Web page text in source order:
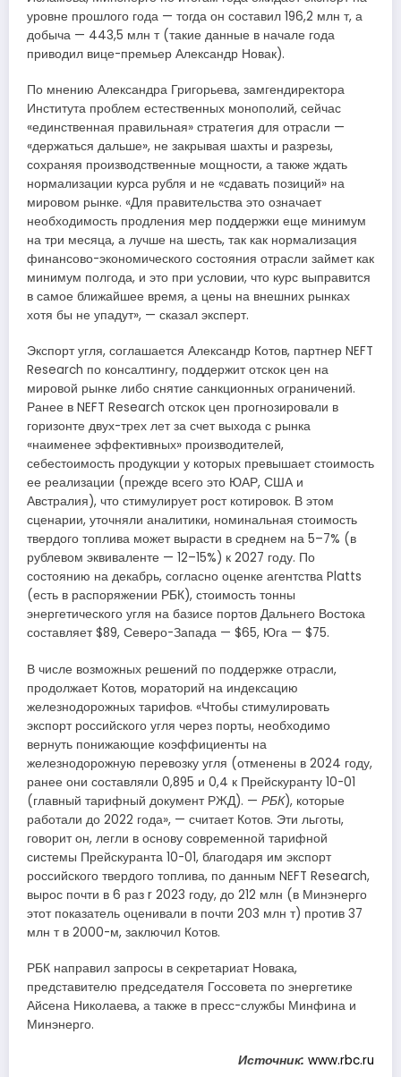
уровне прошлого года — тогда он составил 196,2 млн т, а
добыча — 443,5 млн т (такие данные в начале года
приводил вице-премьер Александр Новак).
По мнению Александра Григорьева, замгендиректора
Института проблем естественных монополий, сейчас
«единственная правильная» стратегия для отрасли —
«держаться дальше», не закрывая шахты и разрезы,
сохраняя производственные мощности, а также ждать
нормализации курса рубля и не «сдавать позиций» на
мировом рынке. «Для правительства это означает
необходимость продления мер поддержки еще минимум
на три месяца, а лучше на шесть, так как нормализация
финансово-экономического состояния отрасли займет как
минимум полгода, и это при условии, что курс выправится
в самое ближайшее время, а цены на внешних рынках
хотя бы не упадут», — сказал эксперт.
Экспорт угля, соглашается Александр Котов, партнер NEFT
Research по консалтингу, поддержит отскок цен на
мировой рынке либо снятие санкционных ограничений.
Ранее в NEFT Research отскок цен прогнозировали в
горизонте двух-трех лет за счет выхода с рынка
«наименее эффективных» производителей,
себестоимость продукции у которых превышает стоимость
ее реализации (прежде всего это ЮАР, США и
Австралия), что стимулирует рост котировок. В этом
сценарии, уточняли аналитики, номинальная стоимость
твердого топлива может вырасти в среднем на 5–7% (в
рублевом эквиваленте — 12–15%) к 2027 году. По
состоянию на декабрь, согласно оценке агентства Platts
(есть в распоряжении РБК), стоимость тонны
энергетического угля на базисе портов Дальнего Востока
составляет $89, Северо-Запада — $65, Юга — $75.
В числе возможных решений по поддержке отрасли,
продолжает Котов, мораторий на индексацию
железнодорожных тарифов. «Чтобы стимулировать
экспорт российского угля через порты, необходимо
вернуть понижающие коэффициенты на
железнодорожную перевозку угля (отменены в 2024 году,
ранее они составляли 0,895 и 0,4 к Прейскуранту 10-01
(главный тарифный документ РЖД). — РБК), которые
работали до 2022 года», — считает Котов. Эти льготы,
говорит он, легли в основу современной тарифной
системы Прейскуранта 10-01, благодаря им экспорт
российского твердого топлива, по данным NEFT Research,
вырос почти в 6 раз r 2023 году, до 212 млн (в Минэнерго
этот показатель оценивали в почти 203 млн т) против 37
млн т в 2000-м, заключил Котов.
РБК направил запросы в секретариат Новака,
представителю председателя Госсовета по энергетике
Айсена Николаева, а также в пресс-службы Минфина и
Минэнерго.
Источник: www.rbc.ru